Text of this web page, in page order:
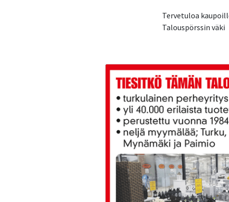
Tervetuloa
Talouspörssin väki